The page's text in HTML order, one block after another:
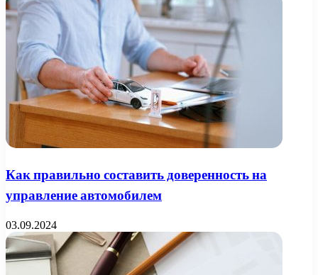
Как правильно составить доверенность на
управление автомобилем
03.09.2024